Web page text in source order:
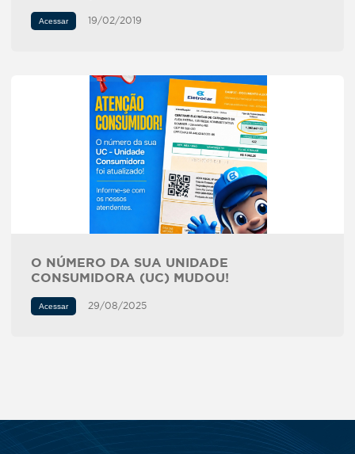
Acessar 19/02/2019
O NÚMERO DA SUA UNIDADE
CONSUMIDORA (UC) MUDOU!
Acessar 29/08/2025